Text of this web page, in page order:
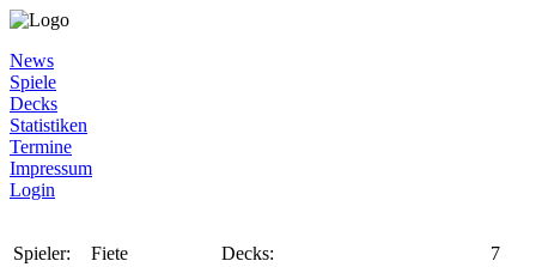
News
Spiele
Decks
Statistiken
Termine
Impressum
Login
Spieler: Fiete Decks: 7